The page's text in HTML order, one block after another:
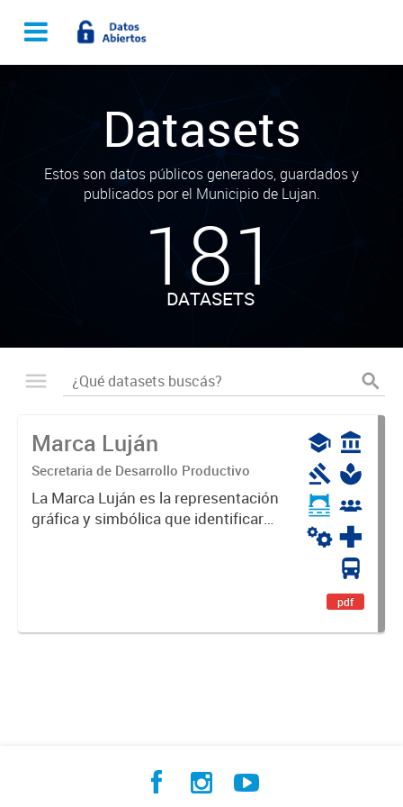
Datasets
Estos son datos públicos generados, guardados y
publicados por el Municipio de Lujan.
181
DATASETS
Marca Luján
Secretaria de Desarrollo Productivo
La Marca Luján es la representación
gráfica y simbólica que identificará
pdf